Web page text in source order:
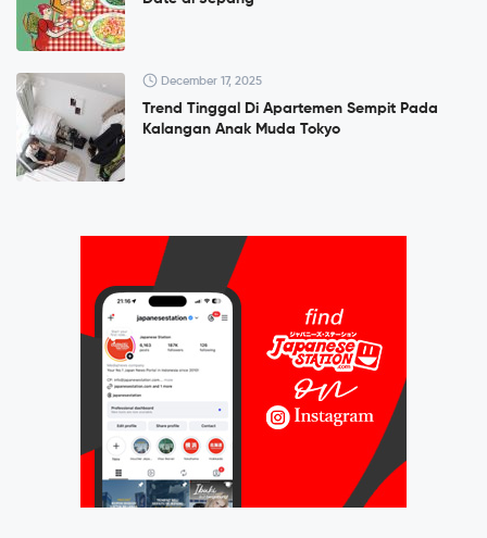
December 17, 2025
Trend Tinggal Di Apartemen Sempit Pada
Kalangan Anak Muda Tokyo